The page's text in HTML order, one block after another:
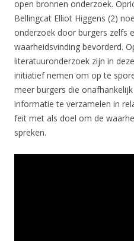
open bronnen onderzoek.
Bellingcat Elliot Higgens (2)
onderzoek door burgers zelfs
waarheidsvinding bevorderd.
literatuuronderzoek zijn in
initiatief nemen om op te
meer burgers die
informatie te verzamelen in
feit met als doel om de
spreken.